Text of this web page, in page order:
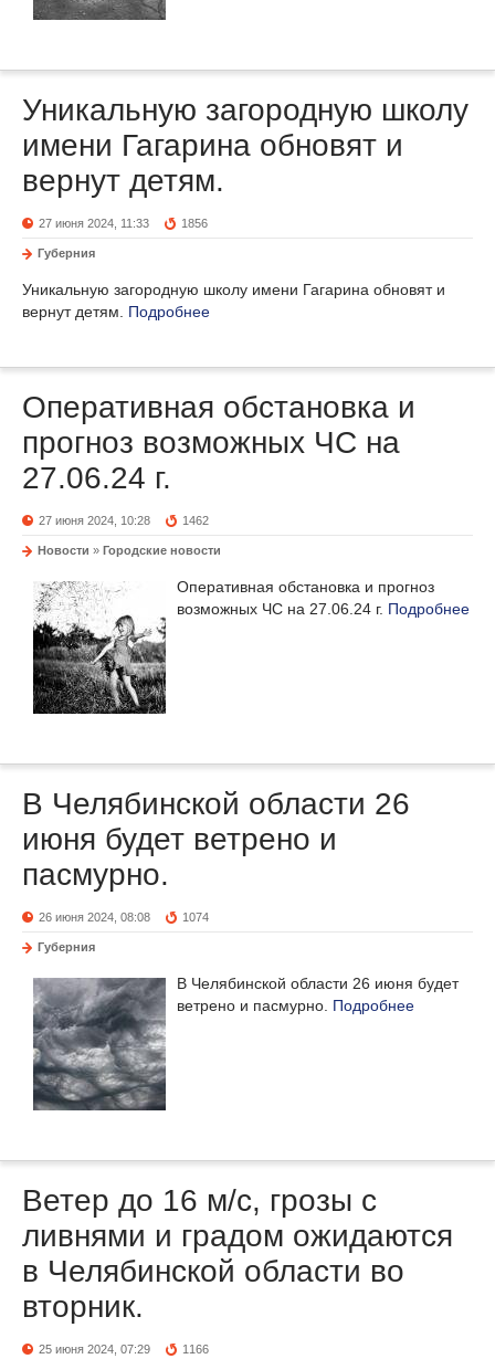
Уникальную загородную школу
имени Гагарина обновят и
вернут детям.
27 июня 2024, 11:33 1856
Губерния
Уникальную загородную школу имени Гагарина обновят и
вернут детям. Подробнее
Оперативная обстановка и
прогноз возможных ЧС на
27.06.24 г.
27 июня 2024, 10:28 1462
Новости » Городские новости
Оперативная обстановка и прогноз
возможных ЧС на 27.06.24 г. Подробнее
В Челябинской области 26
июня будет ветрено и
пасмурно.
26 июня 2024, 08:08 1074
Губерния
В Челябинской области 26 июня будет
ветрено и пасмурно. Подробнее
Ветер до 16 м/с, грозы с
ливнями и градом ожидаются
в Челябинской области во
вторник.
25 июня 2024, 07:29 1166